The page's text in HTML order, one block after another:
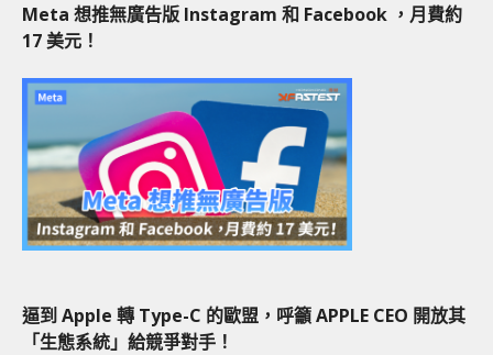
Meta 想推無廣告版 Instagram 和 Facebook ，月費約
17 美元！
逼到 Apple 轉 Type-C 的歐盟，呼籲 APPLE CEO 開放其
「生態系統」給競爭對手！